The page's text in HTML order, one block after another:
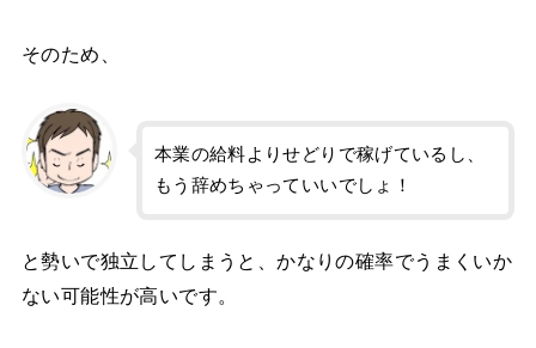
そのため、
本業の給料よりせどりで稼げているし、
もう辞めちゃっていいでしょ！
と勢いで独立してしまうと、かなりの確率でうまくいか
ない可能性が高いです。